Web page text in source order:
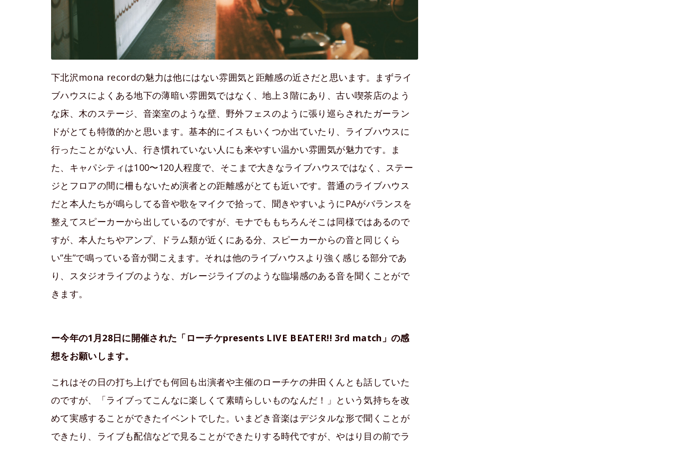
下北沢mona recordの魅力は他にはない雰囲気と距離感の近さだと思います。まずライ
ブハウスによくある地下の薄暗い雰囲気ではなく、地上３階にあり、古い喫茶店のよう
な床、木のステージ、音楽室のような壁、野外フェスのように張り巡らされたガーラン
ドがとても特徴的かと思います。基本的にイスもいくつか出ていたり、ライブハウスに
行ったことがない人、行き慣れていない人にも来やすい温かい雰囲気が魅力です。ま
た、キャパシティは100〜120人程度で、そこまで大きなライブハウスではなく、ステー
ジとフロアの間に柵もないため演者との距離感がとても近いです。普通のライブハウス
だと本人たちが鳴らしてる音や歌をマイクで拾って、聞きやすいようにPAがバランスを
整えてスピーカーから出しているのですが、モナでももちろんそこは同様ではあるので
すが、本人たちやアンプ、ドラム類が近くにある分、スピーカーからの音と同じくら
い”生”で鳴っている音が聞こえます。それは他のライブハウスより強く感じる部分であ
り、スタジオライブのような、ガレージライブのような臨場感のある音を聞くことがで
きます。
ー今年の1月28日に開催された「ローチケpresents LIVE BEATER!! 3rd match」の感
想をお願いします。
これはその日の打ち上げでも何回も出演者や主催のローチケの井田くんとも話していた
のですが、「ライブってこんなに楽しくて素晴らしいものなんだ！」という気持ちを改
めて実感することができたイベントでした。いまどき音楽はデジタルな形で聞くことが
できたり、ライブも配信などで見ることができたりする時代ですが、やはり目の前でラ